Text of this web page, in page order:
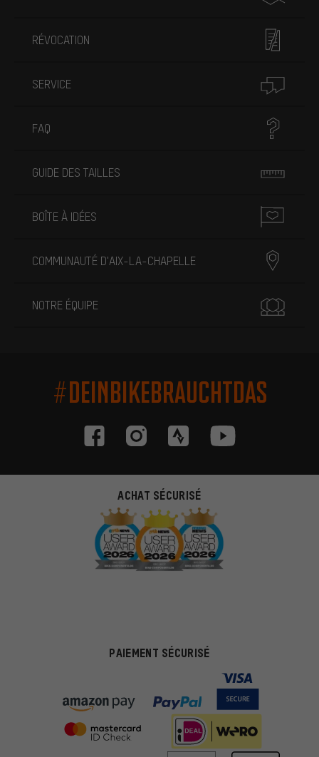
RÉVOCATION
SERVICE
FAQ
GUIDE DES TAILLES
BOÎTE À IDÉES
COMMUNAUTÉ D'AIX-LA-CHAPELLE
NOTRE ÉQUIPE
#DEINBIKEBRAUCHTDAS
ACHAT SÉCURISÉ
PAIEMENT SÉCURISÉ